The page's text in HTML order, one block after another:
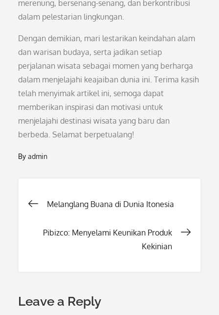
merenung, bersenang-senang, dan berkontribusi
dalam pelestarian lingkungan.
Dengan demikian, mari lestarikan keindahan alam
dan warisan budaya, serta jadikan setiap
perjalanan wisata sebagai momen yang berharga
dalam menjelajahi keajaiban dunia ini. Terima kasih
telah menyimak artikel ini, semoga dapat
memberikan inspirasi dan motivasi untuk
menjelajahi destinasi wisata yang baru dan
berbeda. Selamat berpetualang!
Byadmin
Post
navigation
Melanglang Buana di Dunia Itonesia
Pibizco: Menyelami Keunikan Produk
Kekinian
Leave a Reply